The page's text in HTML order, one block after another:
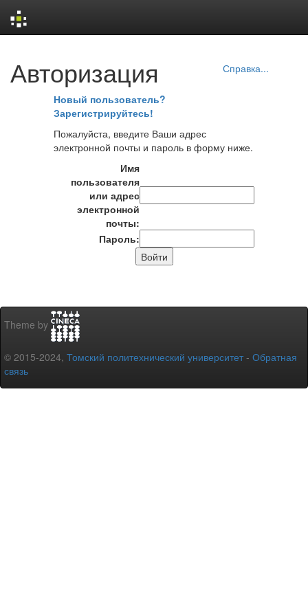
navigation
Авторизация Справка...
Новый пользователь?
Зарегистрируйтесь!
Пожалуйста, введите Ваши адрес
электронной почты и пароль в форму ниже.
Имя
пользователя
или адрес
электронной
почты:
Пароль:
Theme by
© 2015-2024, Томский политехнический университет - Обратная
связь